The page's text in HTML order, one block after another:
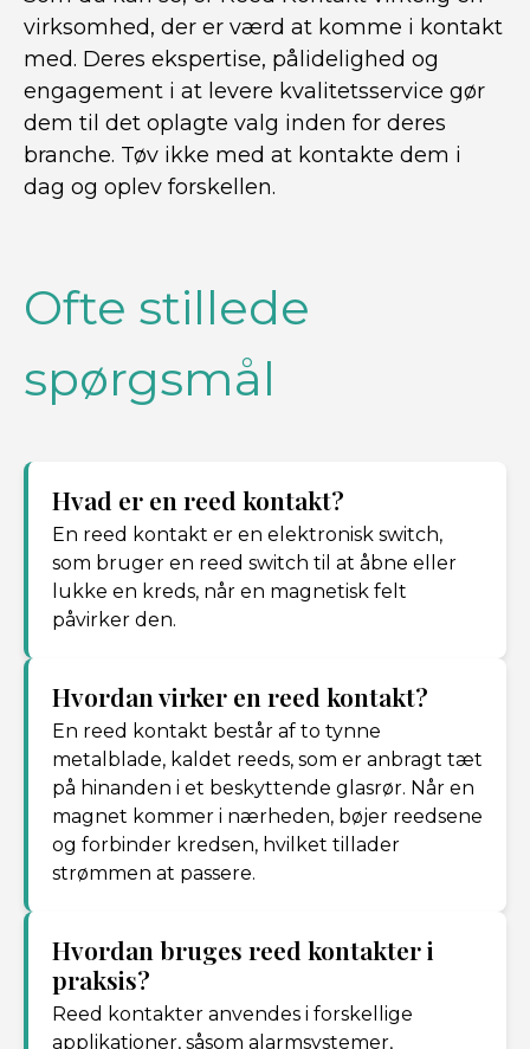
virksomhed, der er værd at komme i kontakt
med. Deres ekspertise, pålidelighed og
engagement i at levere kvalitetsservice gør
dem til det oplagte valg inden for deres
branche. Tøv ikke med at kontakte dem i
dag og oplev forskellen.
Ofte stillede
spørgsmål
Hvad er en reed kontakt?
En reed kontakt er en elektronisk switch,
som bruger en reed switch til at åbne eller
lukke en kreds, når en magnetisk felt
påvirker den.
Hvordan virker en reed kontakt?
En reed kontakt består af to tynne
metalblade, kaldet reeds, som er anbragt tæt
på hinanden i et beskyttende glasrør. Når en
magnet kommer i nærheden, bøjer reedsene
og forbinder kredsen, hvilket tillader
strømmen at passere.
Hvordan bruges reed kontakter i
praksis?
Reed kontakter anvendes i forskellige
applikationer, såsom alarmsystemer,